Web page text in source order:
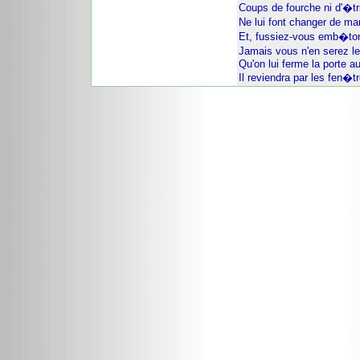
Coups de fourche ni
Ne lui font changer de
Et, fussiez-vous
Jamais vous n'en serez
Qu'on lui ferme la porte
Il reviendra par les